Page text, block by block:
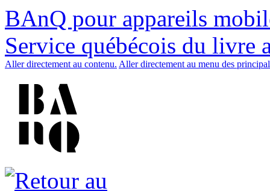
BAnQ pour appareils
Service québécois du livre
Aller directement au contenu. Aller directement au menu des